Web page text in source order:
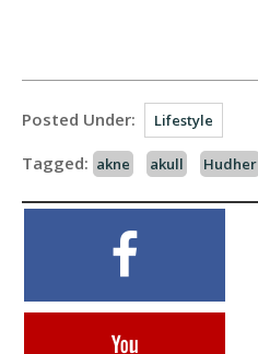
Posted Under: Lifestyle
Tagged: akne akull Hudher